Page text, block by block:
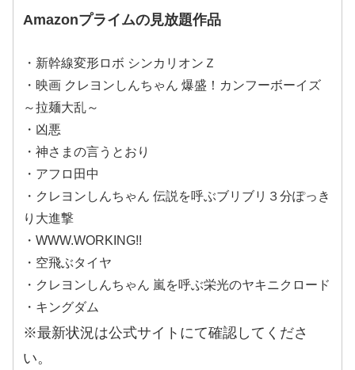
Amazonプライムの見放題作品
・新幹線変形ロボ シンカリオンＺ
・映画 クレヨンしんちゃん 爆盛！カンフーボーイズ
～拉麺大乱～
・凶悪
・神さまの言うとおり
・アフロ田中
・クレヨンしんちゃん 伝説を呼ぶブリブリ３分ぽっき
り大進撃
・WWW.WORKING!!
・空飛ぶタイヤ
・クレヨンしんちゃん 嵐を呼ぶ栄光のヤキニクロード
・キングダム
※最新状況は公式サイトにて確認してくださ
い。